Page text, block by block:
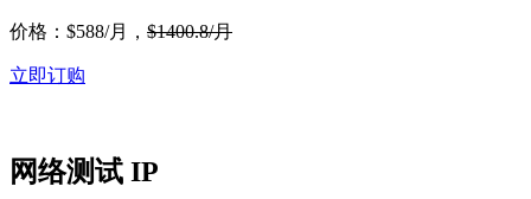
价格：$588/月， $1400.8/月
立即订购
网络测试 IP